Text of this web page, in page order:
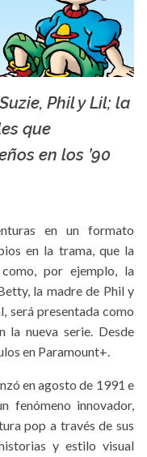
Phil y Lil; la
que
en los ’90
en un formato
en la trama, que la
por ejemplo, la
la madre de Phil y
será presentada como
la nueva serie. Desde
en Paramount+.
en agosto de 1991 e
fenómeno innovador,
pop a través de sus
y estilo visual